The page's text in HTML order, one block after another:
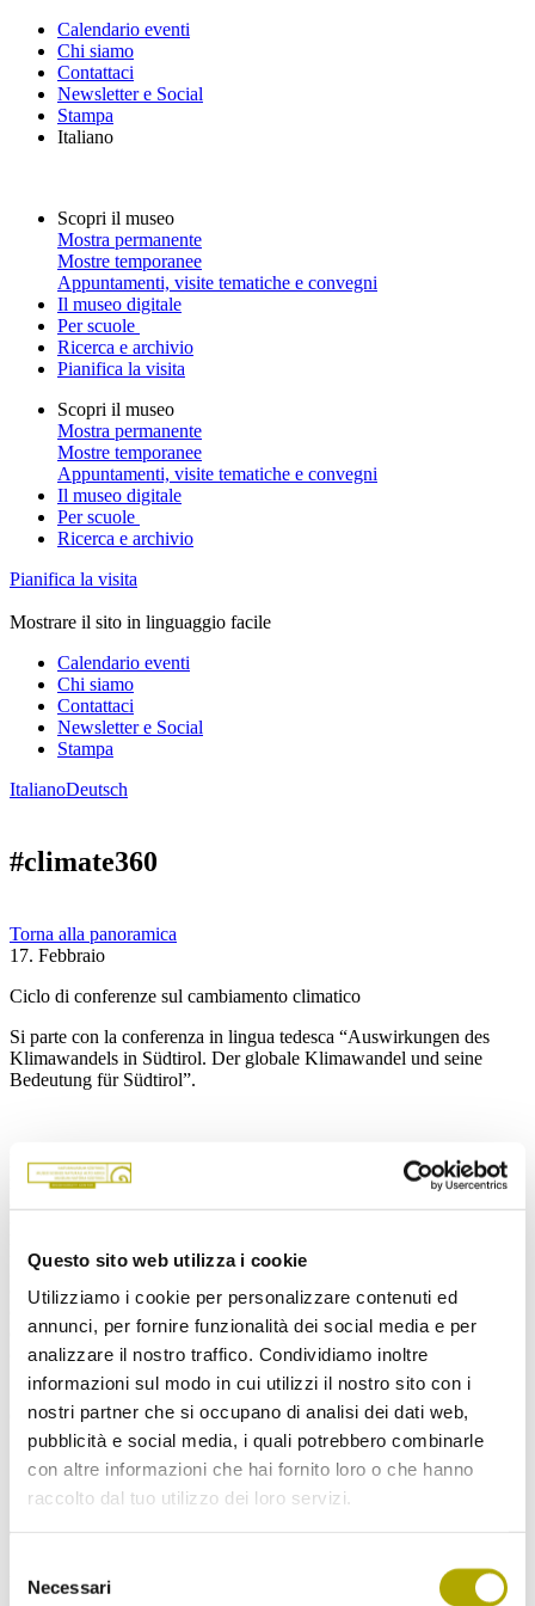
Questo sito web utilizza i cookie
Utilizziamo i cookie per personalizzare contenuti ed
annunci, per fornire funzionalità dei social media e per
analizzare il nostro traffico. Condividiamo inoltre
informazioni sul modo in cui utilizzi il nostro sito con i
nostri partner che si occupano di analisi dei dati web,
pubblicità e social media, i quali potrebbero combinarle
con altre informazioni che hai fornito loro o che hanno
raccolto dal tuo utilizzo dei loro servizi.
delNecessari
Calendario eventi
Chi siamo
Contattaci
Newsletter e Social
Stampa
Italiano
Scopri il museo
Mostra permanente
Mostre temporanee
Appuntamenti, visite tematiche e convegni
Il museo digitale
Per scuole
Ricerca e archivio
Pianifica la visita
Scopri il museo
Mostra permanente
Mostre temporanee
Appuntamenti, visite tematiche e convegni
Il museo digitale
Per scuole
Ricerca e archivio
Pianifica la visita
Mostrare il sito in linguaggio facile
Calendario eventi
Chi siamo
Contattaci
Newsletter e Social
Stampa
ItalianoDeutsch
#climate360
Torna alla panoramica
17. Febbraio
Ciclo di conferenze sul cambiamento climatico
Si parte con la conferenza in lingua tedesca “Auswirkungen des
Klimawandels in Südtirol. Der globale Klimawandel und seine
Bedeutung für Südtirol”.
Marc Zebisch, direttore dell’Istituto per l’osservazione della Terra e
ricercatore presso Eurac Research spiega i retroscena del
globali anche la nostra società moderna, prospera, ben organizzata e
collegata in rete a livello globale, quanto sia necessario affrontare le
crisi in modo lungimirante e quanto i cambiamenti e le misure
debbano essere di vasta portata e, in alcuni casi, oltre quanto
concepibile fino ad ora, per avere un effetto.”
Condividi l'articolo su Facebook
Qui potete trovare ulteriori articoli
Tema: Ricerca
Un piccolo tesoro fossile ritrovato a Sinigo